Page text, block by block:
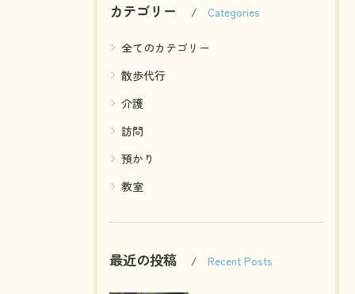
カテゴリー Categories
全てのカテゴリー
散歩代行
介護
訪問
預かり
教室
最近の投稿 Recent Posts